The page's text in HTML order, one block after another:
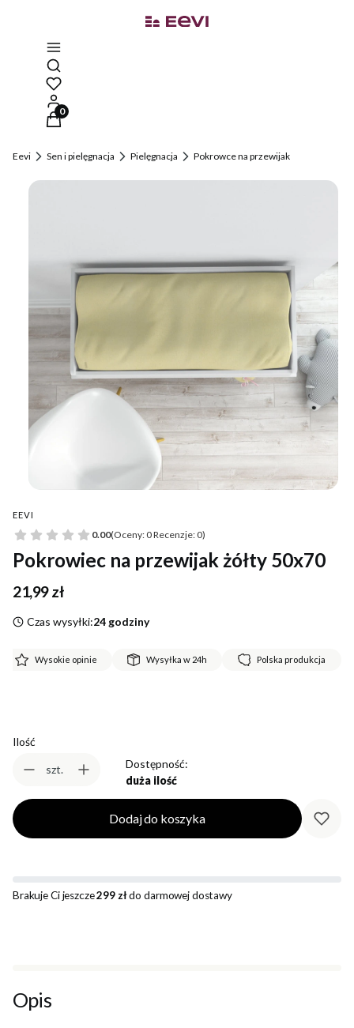
Otwórz wyszukiwarkę
Produkty w koszyku: 0. Zobacz szczegóły
Eevi Sen i pielęgnacja Pielęgnacja Pokrowce na przewijak
EEVI
0.00(Oceny: 0 Recenzje: 0)
Pokrowiec na przewijak żółty 50x70
Cena
21,99 zł
Czas wysyłki:24 godziny
Wysokie opinie Wysyłka w 24h Polska produkcja
Ilość
szt.
Dostępność:
duża ilość
Dodaj do koszyka
Brakuje Ci jeszcze299 złdo darmowej dostawy
Opis